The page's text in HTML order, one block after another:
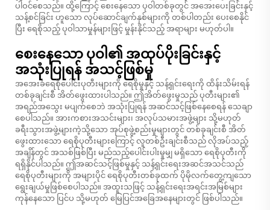
ပါဝင်စေသည်။ ထို့ကြောင့် စေးနေသော ပုဝါတစ်ခုတွင် အအေးပေးခြင်းနှင့်
သန့်စင်ခြင်း ဟူသော လုပ်ဆောင်ချက်နှစ်များကို တစ်ပါတည်း ပေးစေနိုင်
ပြီး ရေစိုသည့် ပုဝါသာမှုန်များဖြင့် မှုန်းနိုင်သည့် အရာများ မဟုတ်ပါ။
စေးနေသော ပုဝါ၏ အထုပ်ပိုးခြင်းနှင့်
အသုံးပြုရန် အသင့်ဖြစ်မှု
အအေးခံရေစိုပေါင်းပုတီးများကို ရေစိုမှုနှင့် သန့်ရှင်းရေးကို ထိန်းသိမ်းရန်
တစ်ခုချင်းစီ အိတ်ဖွေးထားပါသည်။ ဤအိတ်ဖွေးမှုသည် ပုတီးများ၏
အရည်အသွေး မပျက်စေဘဲ အသုံးပြုရန် အဆင်သင့်ဖြစ်နေစေရန် သေချာ
စေပါသည်။ အားကစားအသင်းများ၊ အလုပ်သမားအဖွဲ့များ သို့မဟုတ်
ခရီးသွားအဖွဲ့များကဲ့သို့သော အုပ်စုဖွဲ့စည်းမှုများတွင် တစ်ခုချင်းစီ အိတ်
ဖွေးထားသော ရေစိုပုတီးများကြောင့် လူတစ်ဦးချင်းစီသည် လိုအပ်သည့်
အချိန်တွင် အသစ်ဖြစ်ပြီး မည်သည့်ပေါင်းပါးမှုမျှ မရှိသော ရေစိုပုတီးကို
ရရှိနိုင်ပါသည်။ ဤအဆင်သင့်ဖြစ်မှုနှင့် သန့်ရှင်းရေးအဆင်အသင်သည်
ရေစိုပုတီးများကို အများပိုင် ရေစိုပုတီးတစ်ခုထက် ပိုမိုလက်တွေ့ကျသော
ရွေးချယ်မှုဖြစ်စေပါသည်။ အထူးသဖြင့် သန့်ရှင်းရေးအရင်းအမြစ်များ
ကုန်နေသော ပြင်ပ သို့မဟုတ် မြေပြင်အခြေအနေများတွင် ဖြစ်ပါသည်။